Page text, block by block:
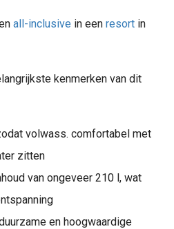
all-inclusive in een resort in
kenmerken van dit
volwass. comfortabel met
zitten
van ongeveer 210 l, wat
en hoogwaardige